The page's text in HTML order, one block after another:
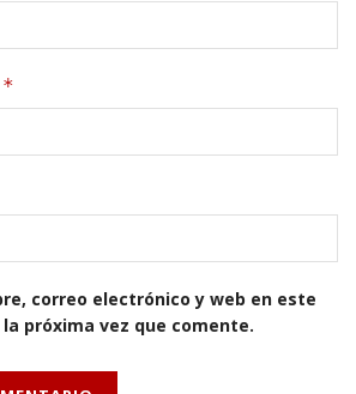
*
correo electrónico y web en este
próxima vez que comente.